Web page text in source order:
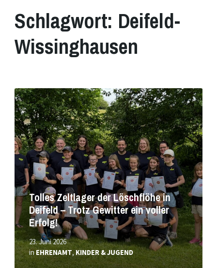
Schlagwort: Deifeld-
Wissinghausen
Tolles Zeltlager der Löschflöhe in
Deifeld – Trotz Gewitter ein voller
Erfolg!
23. Juni 2026
inEHRENAMT,KINDER & JUGEND
Mehr
erfahren